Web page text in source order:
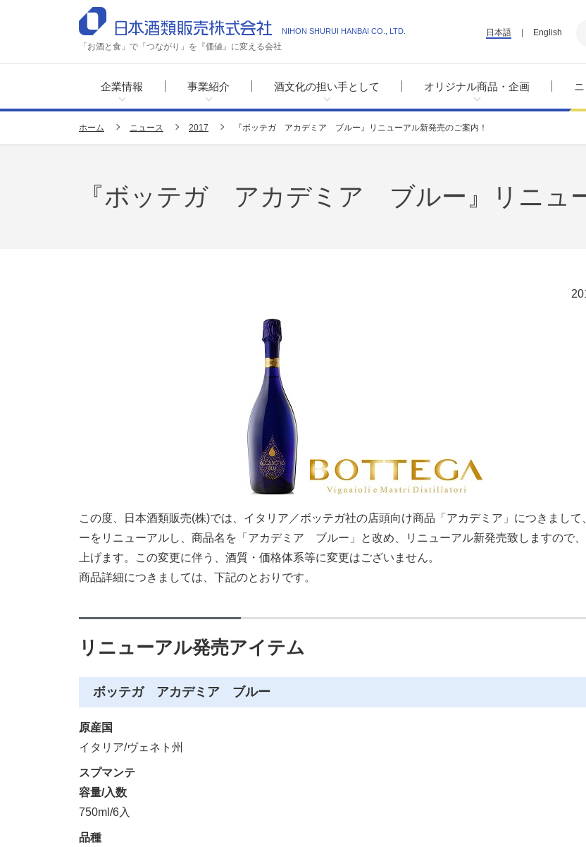
NIHON SHURUI HANBAI CO., LTD.
「お酒と食」で「つながり」を『価値』に変える会社
企業情報 事業紹介 酒文化の担い手として オリジナル商品・企画
日本語 English
ホーム ニュース 2017 『ボッテガ アカデミア ブルー』リニューアル新発売のご案内！
『ボッテガ アカデミア ブルー』リニュ
この度、日本酒類販売(株)では、イタリア／ボッテガ社の店頭向け商品「アカデミア」につきまして
ーをリニューアルし、商品名を「アカデミア ブルー」と改め、リニューアル新発売致しますので
上げます。この変更に伴う、酒質・価格体系等に変更はございません。
商品詳細につきましては、下記のとおりです。
リニューアル発売アイテム
ボッテガ アカデミア ブルー
原産国
イタリア/ヴェネト州
スプマンテ
容量/入数
750ml/6入
品種